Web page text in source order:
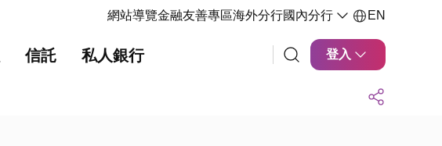
網站導覽金融友善專區海外分行國內分行 EN
信託 私人銀行 登入